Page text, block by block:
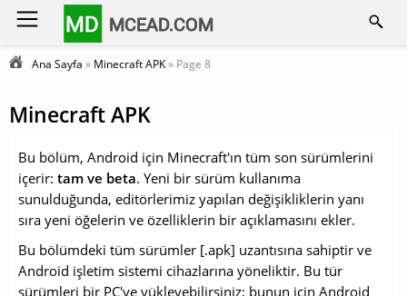
MD MCEAD.COM
Ana Sayfa » Minecraft APK» Page 8
Minecraft APK
Bu bölüm, Android için Minecraft'ın tüm son sürümlerini
içerir: tam ve beta. Yeni bir sürüm kullanıma
sunulduğunda, editörlerimiz yapılan değişikliklerin yanı
sıra yeni öğelerin ve özelliklerin bir açıklamasını ekler.
Bu bölümdeki tüm sürümler [.apk] uzantısına sahiptir ve
Android işletim sistemi cihazlarına yöneliktir. Bu tür
sürümleri bir PC'ye yükleyebilirsiniz; bunun için Android